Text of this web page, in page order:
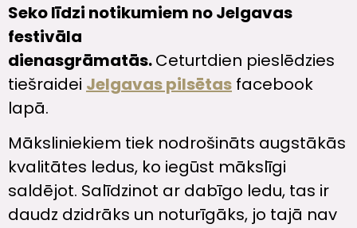
Seko līdzi notikumiem no Jelgavas
festivāla
dienasgrāmatās.Ceturtdien pieslēdzies
tiešraidei Jelgavas pilsētas facebook
lapā.
Māksliniekiem tiek nodrošināts augstākās
kvalitātes ledus, ko iegūst mākslīgi
saldējot. Salīdzinot ar dabīgo ledu, tas ir
daudz dzidrāks un noturīgāks, jo tajā nav